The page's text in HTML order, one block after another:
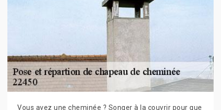
Vous avez une cheminée ? Songer à la couvrir pour que